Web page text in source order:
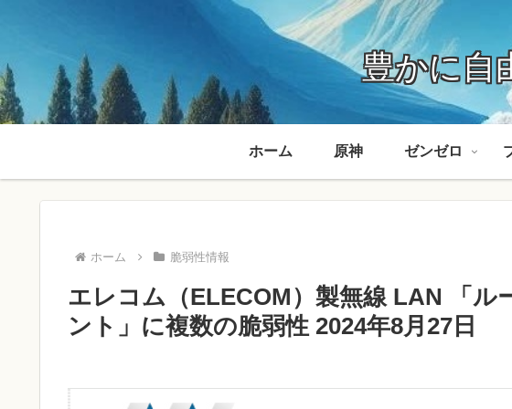
豊かに自
ホーム 原神 ゼンゼロ
ホーム 脆弱性情報
エレコム（ELECOM）製無線 LAN 「ル
ント」に複数の脆弱性 2024年8月27日